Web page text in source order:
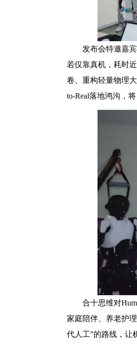
发布会特邀嘉
若仅靠真机，耗时
卷、重构轻量物理
to-Real落地鸿沟，
合十思维对
家庭陪伴、养老护
代人工”的路线，让